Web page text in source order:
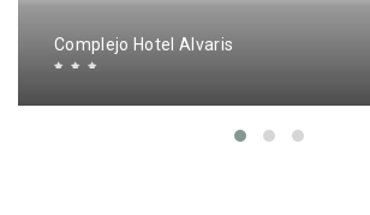
Complejo Hotel Alvaris